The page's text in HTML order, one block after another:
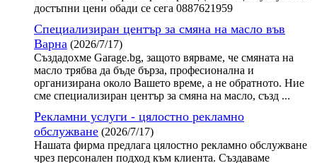
достъпни цени обади се сега 0887621959
Специализиран център за смяна на масло във
Варна (2026/7/17)
Създадохме Garage.bg, защото вярваме, че смяната на
масло трябва да бъде бърза, професионална и
организирана около Вашето време, а не обратното. Ние
сме специализиран център за смяна на масло, създ ...
Рекламни услуги - цялостно рекламно
обслужване (2026/7/17)
Нашата фирма предлага цялостно рекламно обслужване
чрез персонален подход към клиента. Създаваме